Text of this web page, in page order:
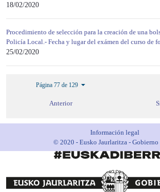
18/02/2020
Procedimiento de selección para la creación de una
Policía Local.- Fecha y lugar del exámen del curso de
25/02/2020
Página 77 de 129
Anterior
Información legal
© 2020 - Eusko Jaurlaritza - Gobierno